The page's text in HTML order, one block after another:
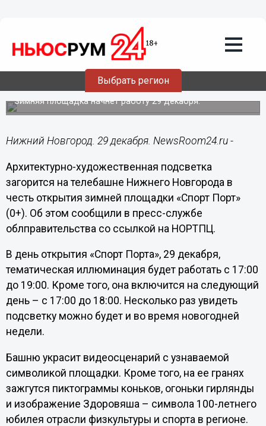
Выбрать регион
Подсветка украсит нижегородскую
телебашню в честь открытия «Спорт
Зимняя площадка начнет работу 29 декабря.
Нижний Новгород. 29 декабря. NewsRoom24.ru -
Архитектурно-художественная подсветка
загорится на телебашне Нижнего Новгорода в
честь открытия зимней площадки «Спорт Порт»
(0+). Об этом сообщили в пресс-службе
облправительства со ссылкой на НОРТПЦ.
В день открытия «Спорт Порта», 29 декабря,
тематическая иллюминация будет работать с 17:00
до 19:00. Кроме того, она включится на следующий
день – с 17:00 до 18:00. Несколько раз увидеть
подсветку можно будет и во время новогодней
недели.
Башню украсит видеосценарий с узнаваемой
символикой площадки. Кроме того, на ее гранях
зажгутся пиктограммы коньков, огоньки гирлянды
и изображение Здоровяша – символа 100-летнего
юбилея отрасли физкультуры и спорта в регионе.